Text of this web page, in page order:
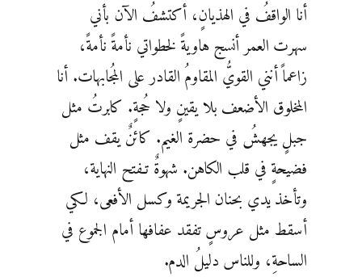
أنا الواقفُ في الهذيانٍ، أكتشفُ الآن بأني
سهرت العمر أنسج هاويةً لخطواتي نأمةً نأمةً،
زاعماً أنني القويُّ المقاومُ القادر على المُجابهات. أنا
المخلوق الأضعف بلا يقينٍ ولا حُجةٍ. كابرتُ مثل
جبلٍ يجهشُ في حضرة الغيم. كائنٌ يقف مثل
فضيحةٍ في قلب الكاهن. شهوةٌ تـفتح النهاية،
وتأخذ يدي بحنان الجريمة وكسل الأفعى، لكي
أسقط مثل عروسٍ تفقد عفافها أمام الجموع في
الساحةِ، وللناس دليلُ الدم.